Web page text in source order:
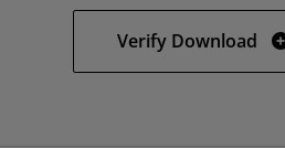
Verify Download